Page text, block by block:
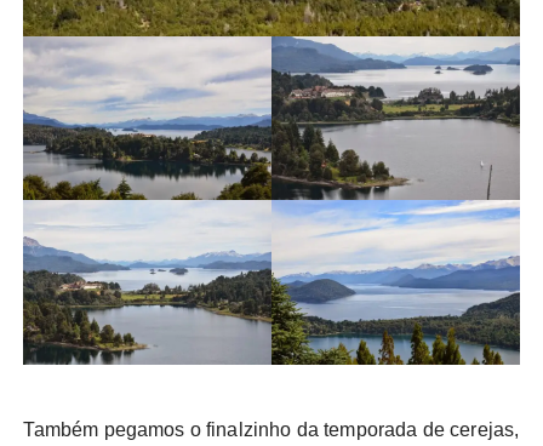
Também pegamos o finalzinho da temporada de cerejas,